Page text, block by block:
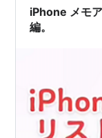
のお兄さんが
iPhone メモ
編。